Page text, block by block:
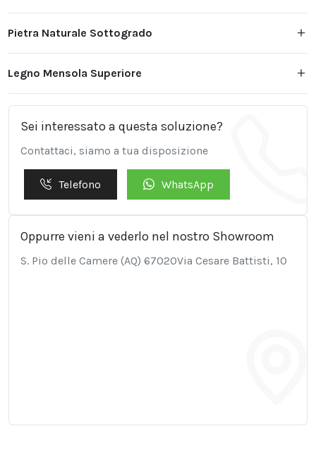
Pietra Naturale Sottogrado
Legno Mensola Superiore
Sei interessato a questa soluzione?
Contattaci, siamo a tua disposizione
Telefono WhatsApp
Oppurre vieni a vederlo nel nostro Showroom
S. Pio delle Camere (AQ) 67020Via Cesare Battisti, 10